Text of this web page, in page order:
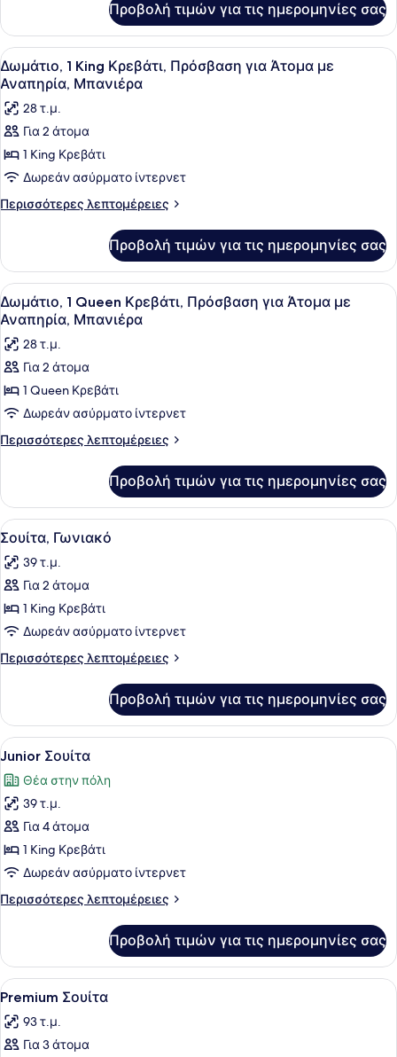
για
Άτομα
με
Αναπηρία
(Shower)
1
King
Κρεβάτι,
Πρόσβαση
Άτομα
με
(Shower)
Προβολή τιμών για τις ημερομηνίες σας
Προβολή
όλων
των
φωτογραφιών
για
Δωμάτιο,
1
King
για
Άτομα
με
Αναπηρία,
Μπανιέρα
Ένα δωμάτιο ξενοδοχείου με ένα
4
Δωμάτιο, 1 King Κρεβάτι, Πρόσβαση για Άτομα με
Αναπηρία, Μπανιέρα
28 τ.μ.
Για 2 άτομα
1 King Κρεβάτι
Δωρεάν ασύρματο ίντερνετ
Περισσότερες λεπτομέρειες
Περισσότερες
1
King
Κρεβάτι,
Πρόσβαση
Άτομα
με
Μπανιέρα
Προβολή τιμών για τις ημερομηνίες σας
Προβολή
όλων
των
φωτογραφιών
για
Δωμάτιο,
1
Queen
για
Άτομα
με
Αναπηρία,
Μπανιέρα
Ένα δωμάτιο ξενοδοχείου με ένα
4
Δωμάτιο, 1 Queen Κρεβάτι, Πρόσβαση για Άτομα με
Αναπηρία, Μπανιέρα
28 τ.μ.
Για 2 άτομα
1 Queen Κρεβάτι
Δωρεάν ασύρματο ίντερνετ
Περισσότερες λεπτομέρειες
Περισσότερες
1
Queen
Κρεβάτι,
για
Άτομα
Αναπηρία,
Μπανιέρα
Προβολή τιμών για τις ημερομηνίες σας
Προβολή
όλων
των
φωτογραφιών
για
Σουίτα,
Γωνιακό
Ένα δωμάτιο ξενοδοχείου με ένα
10
Σουίτα, Γωνιακό
39 τ.μ.
Για 2 άτομα
1 King Κρεβάτι
Δωρεάν ασύρματο ίντερνετ
Περισσότερες λεπτομέρειες
Περισσότερες
Γωνιακό
Προβολή τιμών για τις ημερομηνίες σας
Προβολή
όλων
των
φωτογραφιών
για
Junior
Σουίτα
Ένα δωμάτιο με έναν καναπέ, ένα
7
Junior Σουίτα
Θέα στην πόλη
39 τ.μ.
Για 4 άτομα
1 King Κρεβάτι
Δωρεάν ασύρματο ίντερνετ
Περισσότερες λεπτομέρειες
Περισσότερες
Σουίτα
Προβολή τιμών για τις ημερομηνίες σας
Προβολή
όλων
των
φωτογραφιών
Ένα δωμάτιο με έναν καναπέ, ένα
8
Premium Σουίτα
93 τ.μ.
Για 3 άτομα